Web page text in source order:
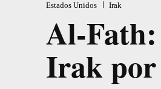
Estados Unidos Irak
Al-Fath:
Irak